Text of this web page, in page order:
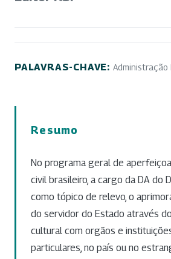
PALAVRAS-CHAVE: Administração
Resumo
No programa geral de
civil brasileiro, a cargo da DA do
como tópico de relevo, o
do servidor do Estado através
cultural com orgãos e
particulares, no país ou no